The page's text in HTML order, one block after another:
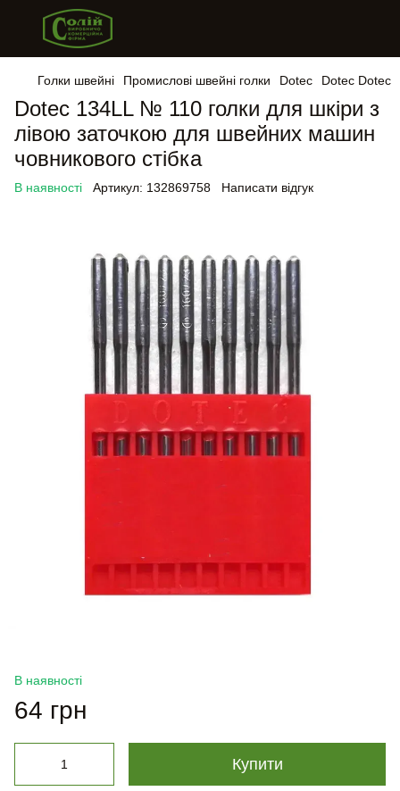
Голки швейні Промислові швейні голки Dotec Dotec Dotec
Dotec 134LL № 110 голки для шкіри з
лівою заточкою для швейних машин
човникового стібка
В наявності Артикул: 132869758 Написати відгук
В наявності
64 грн
Купити